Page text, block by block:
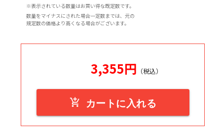
※表示されている数量はお買い得な既定数です。
数量をマイナスにされた場合一定数までは、元の
規定数の価格より高くなる場合がございます。
3,355円 （税込）
add_shopping_cart カートに入れる